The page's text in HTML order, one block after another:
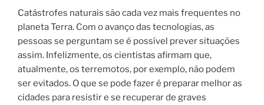
Catástrofes naturais são cada vez mais frequentes no
planeta Terra. Com o avanço das tecnologias, as
pessoas se perguntam se é possível prever situações
assim. Infelizmente, os cientistas afirmam que,
atualmente, os terremotos, por exemplo, não podem
ser evitados. O que se pode fazer é preparar melhor as
cidades para resistir e se recuperar de graves